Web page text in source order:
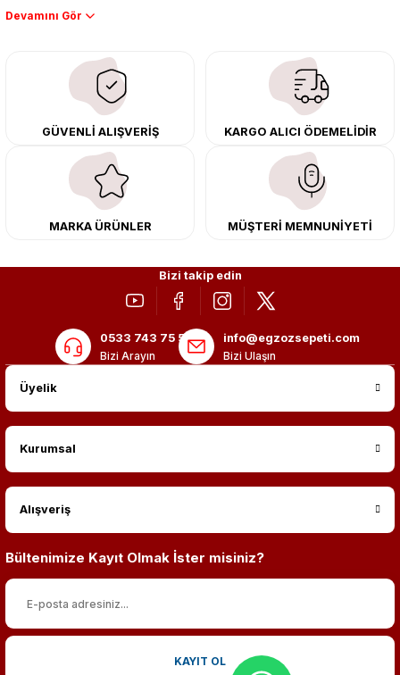
Performans artışı isteyen sürücüler için özel performans egzozları ve
çıkma orijinal ürünler ile yenileyebilir, body kit uygulamalarıyla aracınızın
tasarımını ve aerodinamisini üst seviyeye taşıyabilirsiniz.
Tüm ürünlerimiz orijinal, dayanıklı ve uzun ömürlüdür. İstanbul’daki montaj
merkezimizde profesyonel montaj yapıyor, Türkiye’nin her yerine güvenli
kargo ile teslimat gerçekleştiriyoruz. Aracınıza değer katmak için doğru
adres: Egzoz Sepeti.
GÜVENLİ ALIŞVERİŞ KARGO ALICI ÖDEMELİDİR
MARKA ÜRÜNLER MÜŞTERİ MEMNUNİYETİ
Bizi takip edin
0533 743 75 56
Bizi Arayın
info@egzozsepeti.com
Bizi Ulaşın
Üyelik
Kurumsal
Alışveriş
Bültenimize Kayıt Olmak İster misiniz?
KAYIT OL